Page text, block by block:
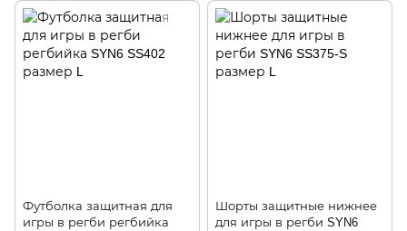
Футболка защитная для
игры в регби регбийка
Шорты защитные нижнее
для игры в регби SYN6